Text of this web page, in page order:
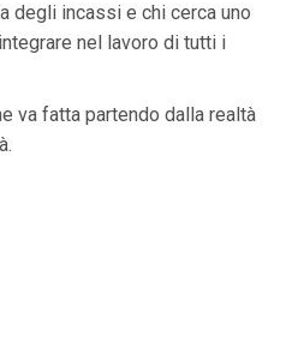
degli incassi e chi cerca uno
nel lavoro di tutti i
va fatta partendo dalla realtà